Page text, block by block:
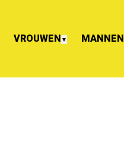
VROUWEN ▼ MANNEN